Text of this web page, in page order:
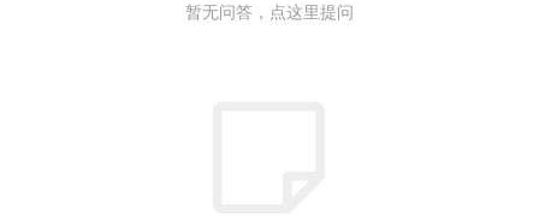
暂无问答，点这里提问